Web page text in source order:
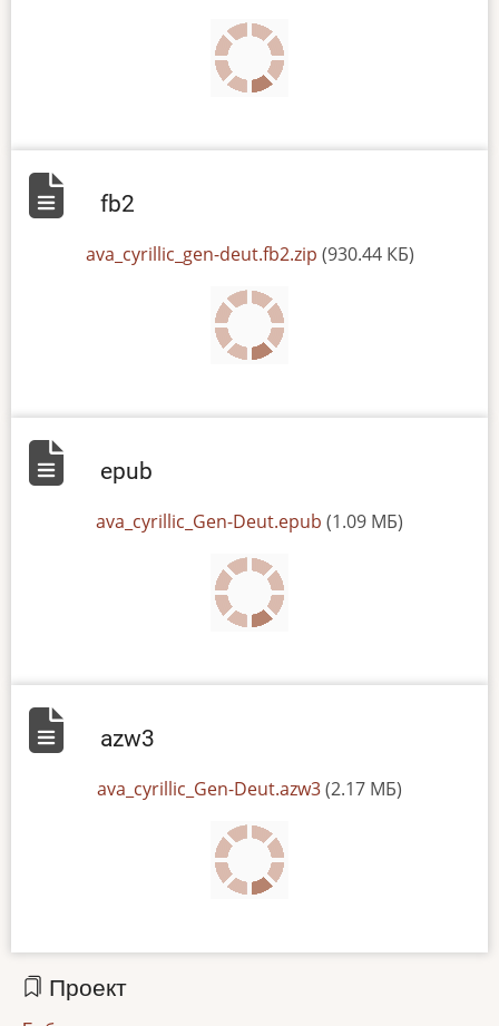
fb2
ava_cyrillic_gen-deut.fb2.zip (930.44 КБ)
epub
ava_cyrillic_Gen-Deut.epub (1.09 МБ)
azw3
ava_cyrillic_Gen-Deut.azw3(2.17 МБ)
Проект